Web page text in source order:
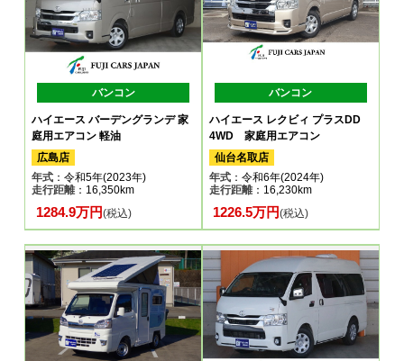
バンコン
ハイエース バーデングランデ 家
庭用エアコン 軽油
広島店
年式 ：令和5年(2023年)
走行距離：16,350km
1284.9万円(税込)
バンコン
ハイエース レクビィ プラスDD
4WD 家庭用エアコン
仙台名取店
年式：令和6年(2024年)
走行距離：16,230km
1226.5万円(税込)